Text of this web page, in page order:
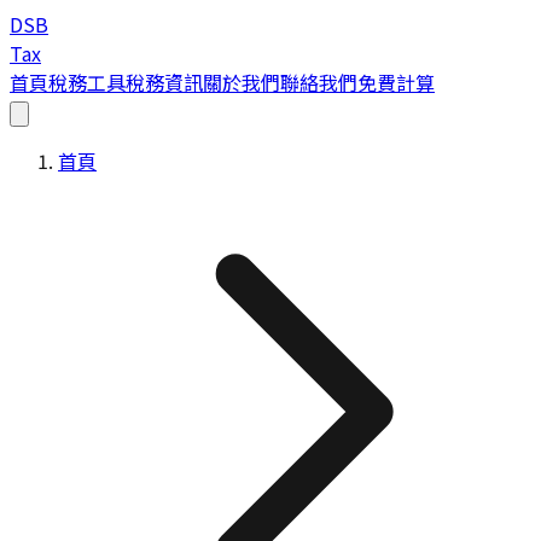
DSB
Tax
首頁稅務工具稅務資訊關於我們聯絡我們免費計算
首頁